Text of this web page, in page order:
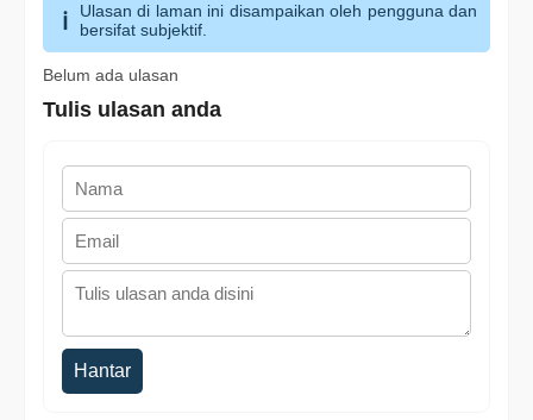
Ulasan di laman ini disampaikan oleh pengguna dan
bersifat subjektif.
Belum ada ulasan
Tulis ulasan anda
Hantar